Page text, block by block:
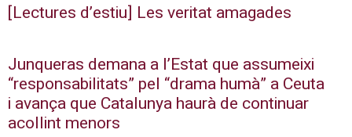
[Lectures d’estiu] Les veritat amagades
Junqueras demana a l’Estat que assumeixi
“responsabilitats” pel “drama humà” a Ceuta
i avança que Catalunya haurà de continuar
acollint menors